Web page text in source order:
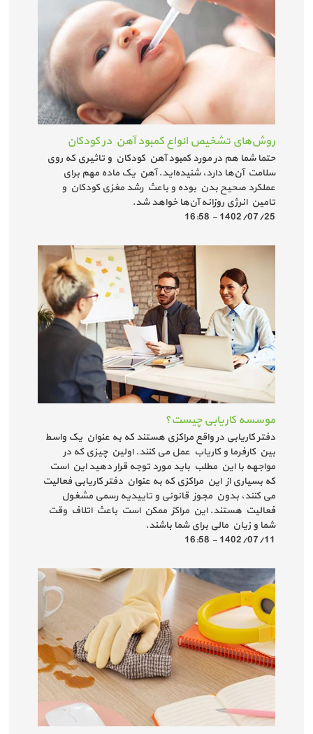
روش‌های تشخیص انواع کمبود آهن در کودکان
حتما شما هم در مورد کمبود آهن کودکان و تاثیری که روی
سلامت آن‌ها دارد، شنیده‌اید. آهن یک ماده مهم برای
عملکرد صحیح بدن بوده و باعث رشد مغزی کودکان و
تامین انرژی روزانه آن‌ها خواهد شد.
1402/07/25 - 16:58
موسسه کاریابی چیست؟
دفتر کاریابی در واقع مراکزی هستند که به عنوان یک واسط
بین کارفرما و کاریاب عمل می کنند. اولین چیزی که در
مواجهه با این مطلب باید مورد توجه قرار دهید این است
که بسیاری از این مراکزی که به عنوان دفتر کاریابی فعالیت
می کنند، بدون مجوز قانونی و تاییدیه رسمی مشغول
فعالیت هستند. این مراکز ممکن است باعث اتلاف وقت
شما و زیان مالی برای شما باشند.
1402/07/11 - 16:58